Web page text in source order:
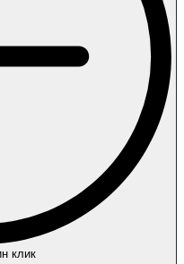
клик